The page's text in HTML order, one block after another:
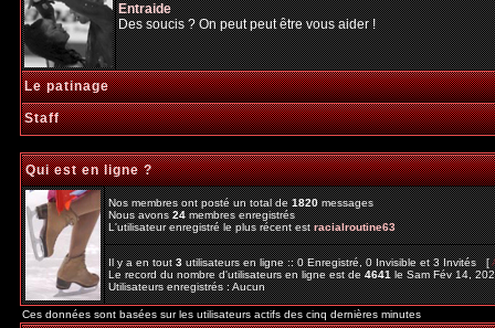
Entraide
Des soucis ? On peut peut être vous aider !
Le patinage
Staff
Qui est en ligne ?
Nos membres ont posté un total de1820messages
Nous avons24membres enregistrés
L'utilisateur enregistré le plus récent estracialroutine63
Il y a en tout3utilisateurs en ligne :: 0 Enregistré, 0 Invisible et 3 Invités [
Le record du nombre d'utilisateurs en ligne est de4641le Sam Fév 14,
Utilisateurs enregistrés : Aucun
Ces données sont basées sur les utilisateurs actifs des cinq dernières minutes